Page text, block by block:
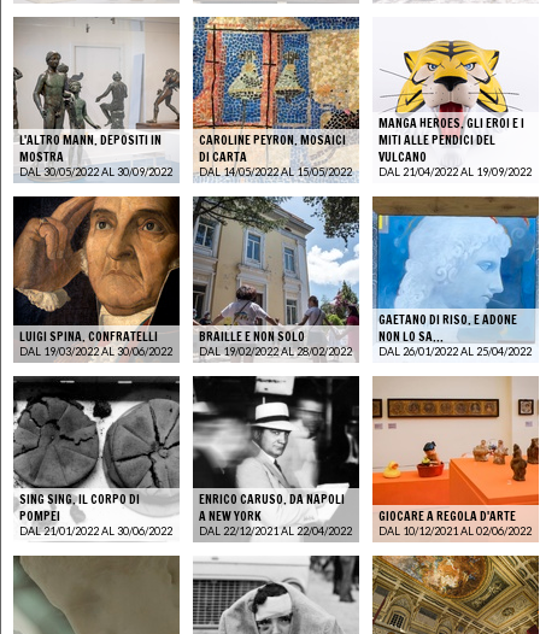
L'ALTRO MANN. DEPOSITI IN
MOSTRA
DAL 30/05/2022 AL 30/09/2022
CAROLINE PEYRON. MOSAICI
DI CARTA
DAL 14/05/2022 AL 15/05/2022
MANGA HEROES. GLI EROI E I
MITI ALLE PENDICI DEL
VULCANO
DAL 21/04/2022 AL 19/09/2022
LUIGI SPINA. CONFRATELLI
DAL 19/03/2022 AL 30/06/2022
BRAILLE E NON SOLO
DAL 19/02/2022 AL 28/02/2022
GAETANO DI RISO. E ADONE
NON LO SA...
DAL 26/01/2022 AL 25/04/2022
SING SING. IL CORPO DI
POMPEI
DAL 21/01/2022 AL 30/06/2022
ENRICO CARUSO. DA NAPOLI
A NEW YORK
DAL 22/12/2021 AL 22/04/2022
GIOCARE A REGOLA D'ARTE
DAL 10/12/2021 AL 02/06/2022